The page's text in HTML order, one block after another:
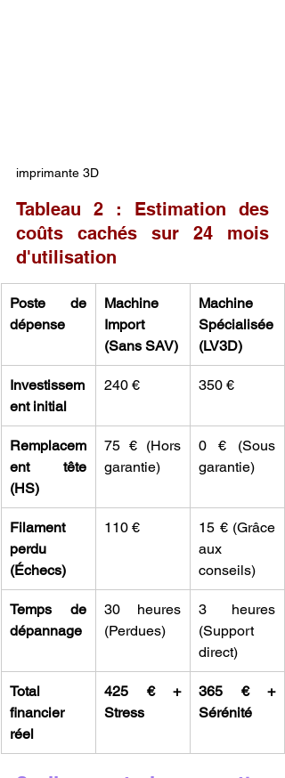
imprimante 3D
Tableau 2 : Estimation des
coûts cachés sur 24 mois
d'utilisation
Poste de
dépense
Machine
Import
(Sans SAV)
Machine
Spécialisée
(LV3D)
Investissem
ent initial
240 € 350 €
Remplacem
ent tête
(HS)
75 € (Hors
garantie)
0 € (Sous
garantie)
Filament
perdu
(Échecs)
110 €
15 € (Grâce
aux
conseils)
Temps de
dépannage
30 heures
(Perdues)
3 heures
(Support
direct)
Total
financier
réel
425 € +
Stress
365 € +
Sérénité